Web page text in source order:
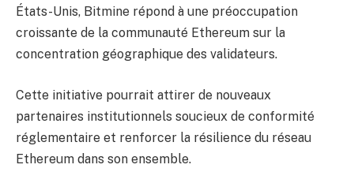
États-Unis, Bitmine répond à une préoccupation
croissante de la communauté Ethereum sur la
concentration géographique des validateurs.
Cette initiative pourrait attirer de nouveaux
partenaires institutionnels soucieux de conformité
réglementaire et renforcer la résilience du réseau
Ethereum dans son ensemble.